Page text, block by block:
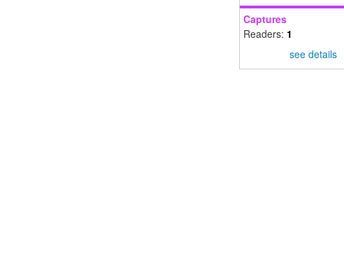
Captures
Readers: 1
see details